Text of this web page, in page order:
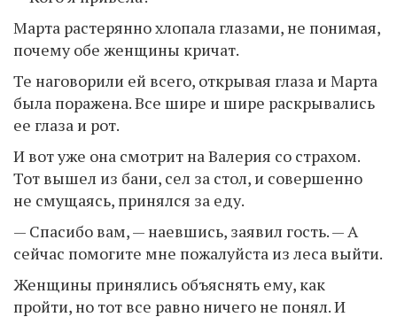
Марта растерянно хлопала глазами, не понимая,
почему обе женщины кричат.
Те наговорили ей всего, открывая глаза и Марта
была поражена. Все шире и шире раскрывались
ее глаза и рот.
И вот уже она смотрит на Валерия со страхом.
Тот вышел из бани, сел за стол, и совершенно
не смущаясь, принялся за еду.
— Спасибо вам, — наевшись, заявил гость. — А
сейчас помогите мне пожалуйста из леса выйти.
Женщины принялись объяснять ему, как
пройти, но тот все равно ничего не понял. И